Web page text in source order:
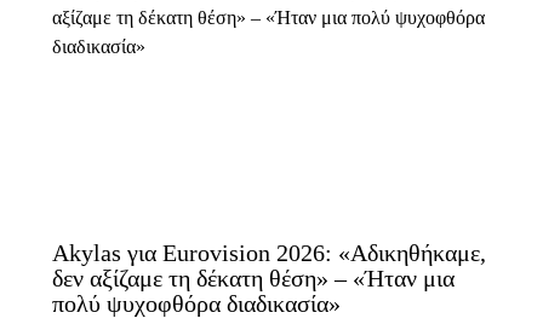
Akylas για Eurovision 2026: «Aδικηθήκαμε,
δεν αξίζαμε τη δέκατη θέση» – «Ήταν μια
πολύ ψυχοφθόρα διαδικασία»